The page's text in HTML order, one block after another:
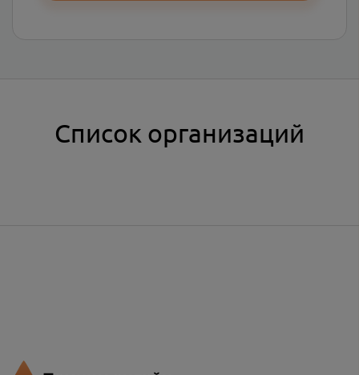
Список организаций